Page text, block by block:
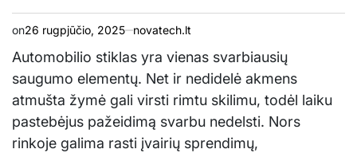
on26 rugpjūčio, 2025 novatech.lt
Automobilio stiklas yra vienas svarbiausių
saugumo elementų. Net ir nedidelė akmens
atmušta žymė gali virsti rimtu skilimu, todėl laiku
pastebėjus pažeidimą svarbu nedelsti. Nors
rinkoje galima rasti įvairių sprendimų,